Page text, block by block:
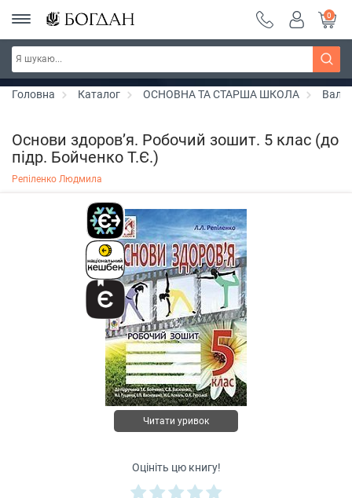
РОЗПРОДАЖ ~ 150 грн ~ 200 грн ~ 250 грн ~
300 грн ~ РОЗПРОДАЖ
Дізнатись більше
0
Головна Каталог ОСНОВНА ТА СТАРША ШКОЛА
Основи здоров’я. Робочий зошит. 5 клас (до
підр. Бойченко Т.Є.)
Репіленко Людмила
Читати уривок
Оцініть цю книгу!